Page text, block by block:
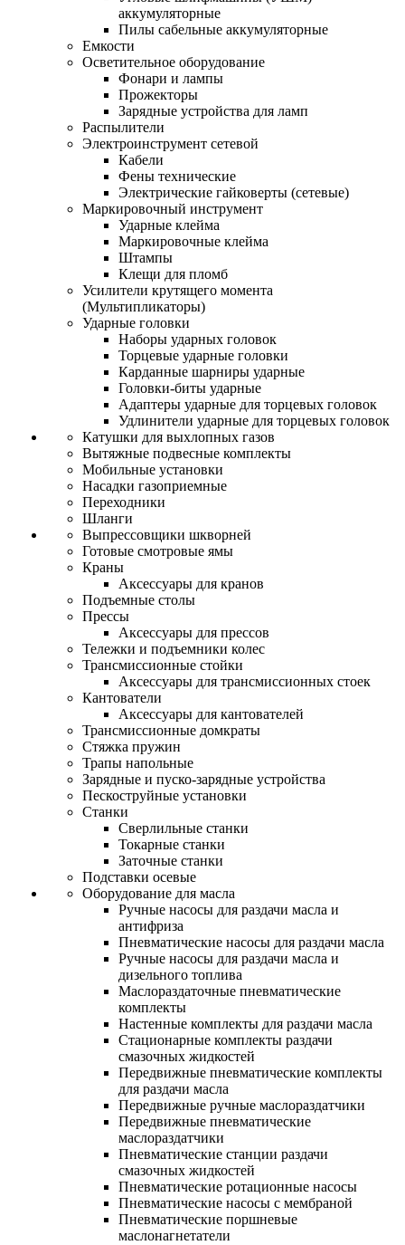
аккумуляторные
Пилы сабельные аккумуляторные
Емкости
Осветительное оборудование
Фонари и лампы
Прожекторы
Зарядные устройства для ламп
Распылители
Электроинструмент сетевой
Кабели
Фены технические
Электрические гайковерты (сетевые)
Маркировочный инструмент
Ударные клейма
Маркировочные клейма
Штампы
Клещи для пломб
Усилители крутящего момента
(Мультипликаторы)
Ударные головки
Наборы ударных головок
Торцевые ударные головки
Карданные шарниры ударные
Головки-биты ударные
Адаптеры ударные для торцевых головок
Удлинители ударные для торцевых головок
Катушки для выхлопных газов
Вытяжные подвесные комплекты
Мобильные установки
Насадки газоприемные
Переходники
Шланги
Выпрессовщики шкворней
Готовые смотровые ямы
Краны
Аксессуары для кранов
Подъемные столы
Прессы
Аксессуары для прессов
Тележки и подъемники колес
Трансмиссионные стойки
Аксессуары для трансмиссионных стоек
Кантователи
Аксессуары для кантователей
Трансмиссионные домкраты
Стяжка пружин
Трапы напольные
Зарядные и пуско-зарядные устройства
Пескоструйные установки
Станки
Сверлильные станки
Токарные станки
Заточные станки
Подставки осевые
Оборудование для масла
Ручные насосы для раздачи масла и
антифриза
Пневматические насосы для раздачи масла
Ручные насосы для раздачи масла и
дизельного топлива
Маслораздаточные пневматические
комплекты
Настенные комплекты для раздачи масла
Стационарные комплекты раздачи
смазочных жидкостей
Передвижные пневматические комплекты
для раздачи масла
Передвижные ручные маслораздатчики
Передвижные пневматические
маслораздатчики
Пневматические станции раздачи
смазочных жидкостей
Пневматические ротационные насосы
Пневматические насосы с мембраной
Пневматические поршневые
маслонагнетатели